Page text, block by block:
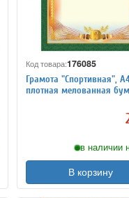
Код товара:176085
Грамота "Спортивная",
плотная мелованная
в наличии
В корзину